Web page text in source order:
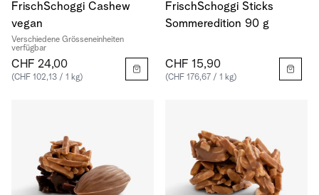
FrischSchoggi Cashew
vegan
Verschiedene Grösseneinheiten
verfügbar
CHF 24,00
(CHF 102,13 / 1 kg)
FrischSchoggi Sticks
Sommeredition 90 g
CHF 15,90
(CHF 176,67 / 1 kg)